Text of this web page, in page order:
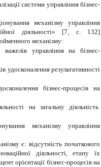
системи управління бізнес-
механізму управління
діяльності» [7, с. 132]
механізму:
важелів управління на бізнес-
удосконалення результативності
бізнес-процесів на
на загальну діяльність
механізму управління
є: відсутність початкового
діяльності, етапу їх
орієнтації бізнес-процесів на